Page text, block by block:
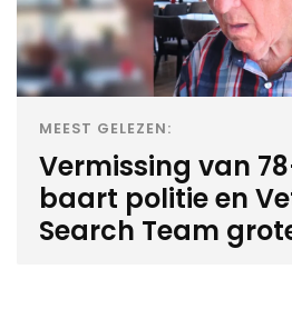
MEEST GELEZEN:
Vermissing van
baart politie en
Search Team